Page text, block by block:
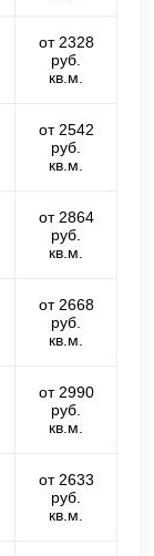
от 2328
руб.
кв.м.
от 2542
руб.
кв.м.
от 2864
руб.
кв.м.
от 2668
руб.
кв.м.
от 2990
руб.
кв.м.
от 2633
руб.
кв.м.